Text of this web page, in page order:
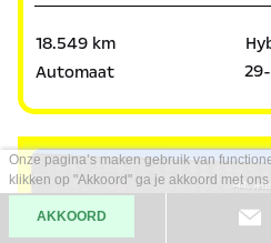
18.549 km
Automaat
Onze pagina’s maken gebruik van
klikken op "Akkoord" ga je akkoord met
AKKOORD